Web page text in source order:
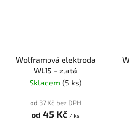
Wolframová elektroda
WL15 - zlatá
Skladem (5 ks)
od 37 Kč bez DPH
od 45 Kč / ks